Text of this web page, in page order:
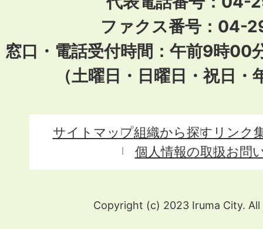
ファクス番号：04-
窓口・電話受付時間：午前9時00
（土曜日・日曜日・祝日
サイトマップ組織から探す リンク
個人情報の取扱お問
Copyright (c) 2023 Iruma City. All